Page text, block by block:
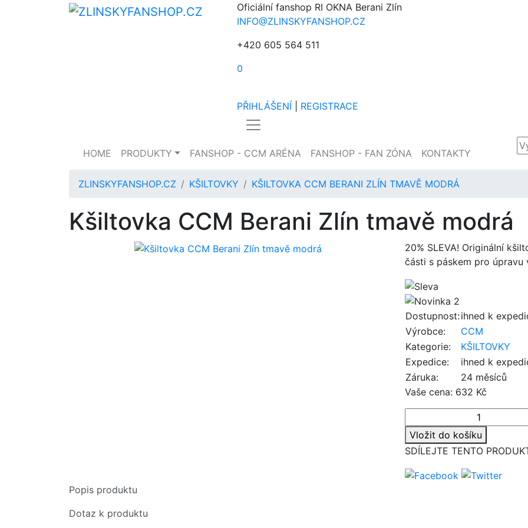
Oficiální fanshop RI OKNA Berani Zlín
INFO@ZLINSKYFANSHOP.CZ
+420 605 564 511
0
PŘIHLÁŠENÍ
REGISTRACE
HOME PRODUKTY FANSHOP - CCM ARÉNA FANSHOP - FAN ZÓNA KONTAKTY
ZLINSKYFANSHOP.CZ KŠILTOVKY KŠILTOVKA CCM BERANI ZLÍN TMAVĚ MODRÁ
Kšiltovka CCM Berani Zlín tmavě modrá
20% SLEVA! Originální
části s páskem pro úpravu
Dostupnost:ihned k
Výrobce:
CCM
Kategorie:
KŠILTOVKY
Expedice:
ihned k
Záruka:
24 měsíců
Vaše cena: 632 Kč
Vložit do košíku
SDÍLEJTE TENTO
Popis produktu
Dotaz k produktu